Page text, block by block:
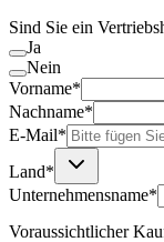
Sind Sie ein
Ja
Nein
Vorname*
Nachname*
E-Mail*
Land*
Unternehmensname*
Voraussichtlicher